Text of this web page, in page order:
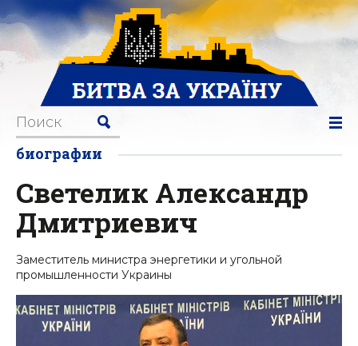
биографии
Светелик Александр
Дмитриевич
Заместитель министра энергетики и угольной
промышленности Украины